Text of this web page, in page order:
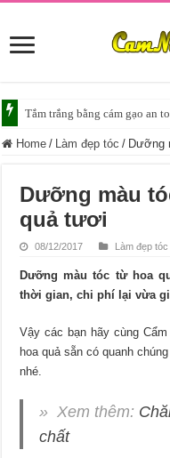
Tắm trắng da với bia giúp da
Home / Làm đẹp tóc / Dưỡng
Dưỡng màu
quả tươi
08/12/2017 Làm đẹp tóc
Dưỡng màu tóc từ hoa
thời gian, chi phí lại vừa
Vậy các bạn hãy cùng
hoa quả sẵn có quanh
nhé.
» Xem thêm:
chất